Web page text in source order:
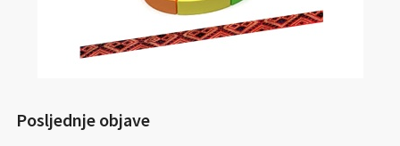
Posljednje objave